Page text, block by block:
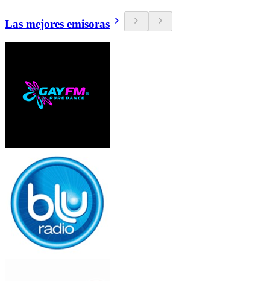
Las mejores emisoras